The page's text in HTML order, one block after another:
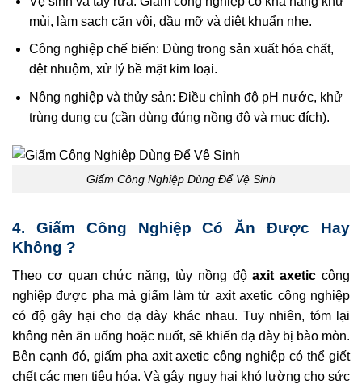
mùi, làm sạch cặn vôi, dầu mỡ và diệt khuẩn nhẹ.
Công nghiệp chế biến: Dùng trong sản xuất hóa chất,
dệt nhuộm, xử lý bề mặt kim loại.
Nông nghiệp và thủy sản: Điều chỉnh độ pH nước, khử
trùng dụng cụ (cần dùng đúng nồng độ và mục đích).
Giấm Công Nghiệp Dùng Để Vệ Sinh
4. Giấm Công Nghiệp Có Ăn Được Hay
Không ?
Theo cơ quan chức năng, tùy nồng độaxit axetic công
nghiệp được pha mà giấm làm từ axit axetic công nghiệp
có độ gây hại cho dạ dày khác nhau. Tuy nhiên, tóm lại
không nên ăn uống hoặc nuốt, sẽ khiến dạ dày bị bào mòn.
Bên cạnh đó, giấm pha axit axetic công nghiệp có thể giết
chết các men tiêu hóa. Và gây nguy hại khó lường cho sức